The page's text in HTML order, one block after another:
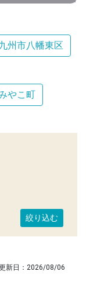
州市八幡東区
やこ町
2026/08/06